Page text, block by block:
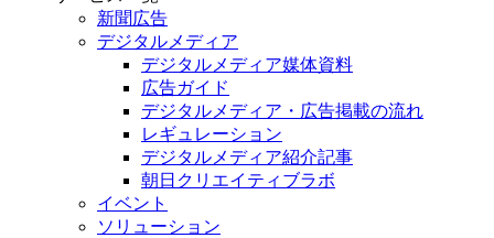
新聞広告
デジタルメディア
デジタルメディア媒体資料
広告ガイド
デジタルメディア・広告掲載の流れ
レギュレーション
デジタルメディア紹介記事
朝日クリエイティブラボ
イベント
ソリューション